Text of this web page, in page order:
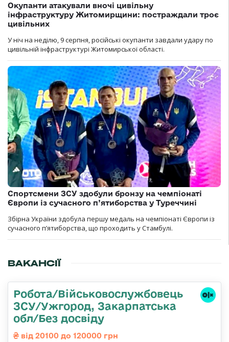
Окупанти атакували вночі цивільну
інфраструктуру Житомирщини: постраждали троє
цивільних
У ніч на неділю, 9 серпня, російські окупанти завдали удару по
цивільній інфраструктурі Житомирської області.
Спортсмени ЗСУ здобули бронзу на чемпіонаті
Європи із сучасного п’ятиборства у Туреччині
Збірна України здобула першу медаль на чемпіонаті Європи із
сучасного п’ятиборства, що проходить у Стамбулі.
ВАКАНСІЇ
Робота/Військовослужбовець
ЗСУ/Ужгород, Закарпатська
обл/Без досвіду
від 20100 до 120000 грн